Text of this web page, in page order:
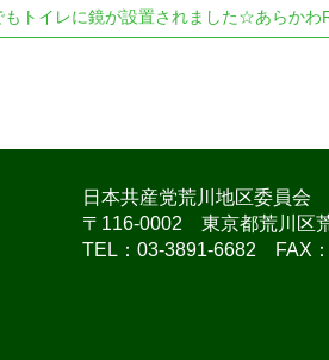
もトイレに鏡が設置されました☆あらかわ
日本共産党荒川地区委員会
〒116-0002 東京都荒川区
TEL：03-3891-6682 FAX